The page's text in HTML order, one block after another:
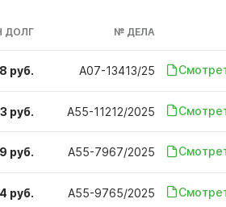
ДОЛГ № ДЕЛА
руб. А07-13413/25
руб. А55-11212/2025
руб. А55-7967/2025
руб. А55-9765/2025